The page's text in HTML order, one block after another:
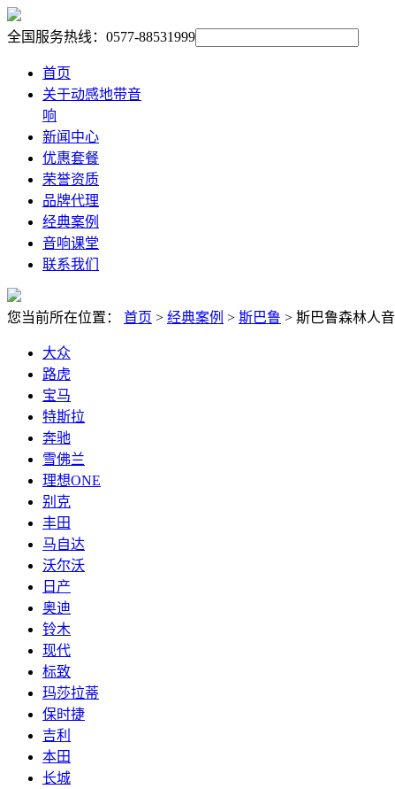
全国服务热线：0577-88531999
首页
关于动感地带音
响
新闻中心
优惠套餐
荣誉资质
品牌代理
经典案例
音响课堂
联系我们
您当前所在位置： 首页 > 经典案例 > 斯巴鲁 > 斯巴鲁森林人
大众
路虎
宝马
特斯拉
奔驰
雪佛兰
理想ONE
别克
丰田
马自达
沃尔沃
日产
奥迪
铃木
现代
标致
玛莎拉蒂
保时捷
吉利
本田
长城